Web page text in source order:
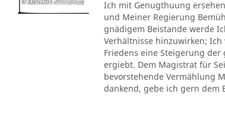
Ich mit Genugthuung
und Meiner Regierung
gnädigem Beistande werde
Verhältnisse hinzuwirken;
Friedens eine Steigerung
ergiebt. Dem Magistrat für
bevorstehende Vermählung
dankend, gebe ich gern dem